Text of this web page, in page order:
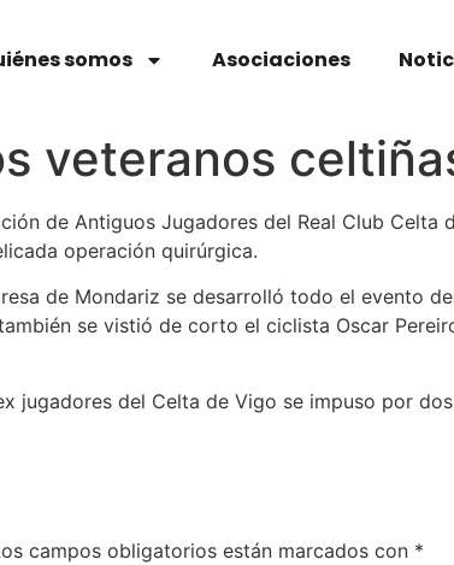
somos Asociaciones
veteranos
de Antiguos Jugadores del Real Club
operación quirúrgica.
de Mondariz se desarrolló todo el evento
se vistió de corto el ciclista Oscar
jugadores del Celta de Vigo se impuso por
campos obligatorios están marcados con *